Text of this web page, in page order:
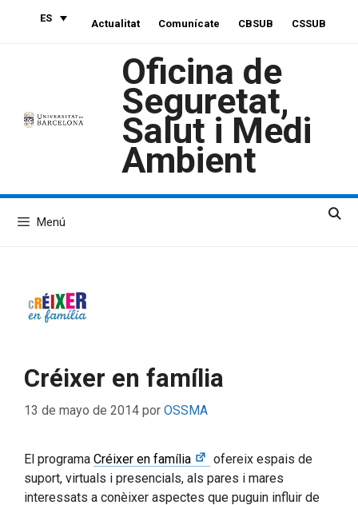
ES Actualitat Comunícate CBSUB CSSUB
Oficina de
Seguretat,
Salut i Medi
Ambient
Menú
Créixer en família
13 de mayo de 2014 por OSSMA
El programa Créixer en família
ofereix espais de
suport, virtuals i presencials, als pares i mares
interessats a conèixer aspectes que puguin influir de